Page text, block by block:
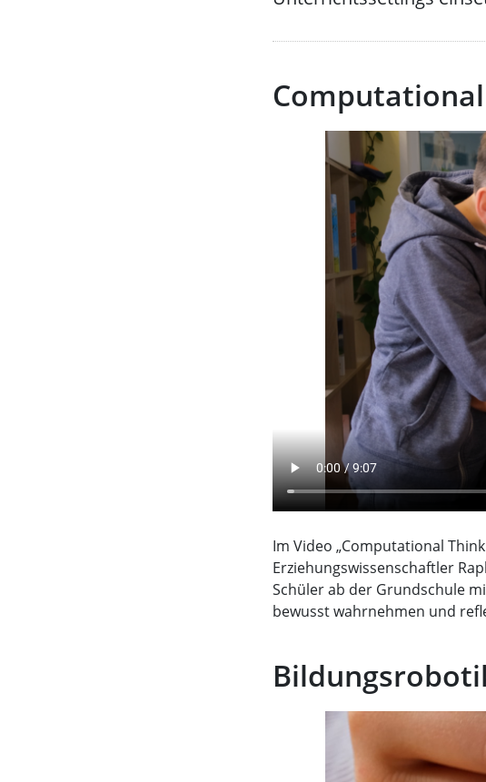
Im Video „Computational
Erziehungswissenschaftler
Schüler ab der Grundschule
bewusst wahrnehmen und